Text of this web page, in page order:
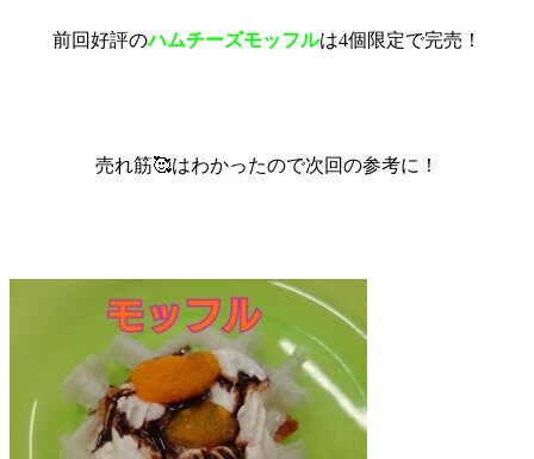
前回好評のハムチーズモッフルは4個限定で完売！
売れ筋🥰はわかったので次回の参考に！